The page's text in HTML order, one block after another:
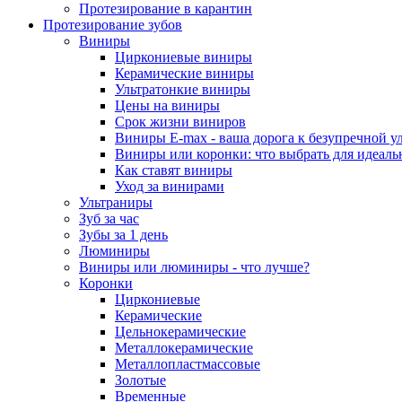
Протезирование в карантин
Протезирование зубов
Виниры
Циркониевые виниры
Керамические виниры
Ультратонкие виниры
Цены на виниры
Срок жизни виниров
Виниры E-max - ваша дорога к безупречной
Виниры или коронки: что выбрать для
Как ставят виниры
Уход за винирами
Ультраниры
Зуб за час
Зубы за 1 день
Люминиры
Виниры или люминиры - что лучше?
Коронки
Циркониевые
Керамические
Цельнокерамические
Металлокерамические
Металлопластмассовые
Золотые
Временные